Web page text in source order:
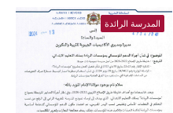
المدرسة الرائدة